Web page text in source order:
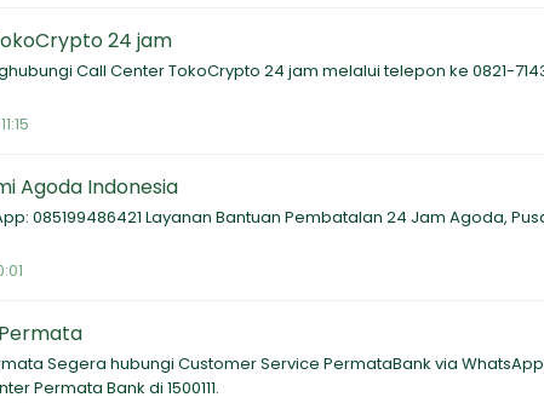
24 jam
Call Center TokoCrypto 24 jam melalui telepon ke 0821-
Agoda Indonesia
085199486421 Layanan Bantuan Pembatalan 24 Jam Agoda,
Segera hubungi Customer Service PermataBank via WhatsApp
Permata Bank di 1500111.